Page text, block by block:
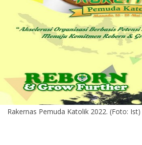
Rakernas Pemuda Katolik 2022. (Foto: Ist)